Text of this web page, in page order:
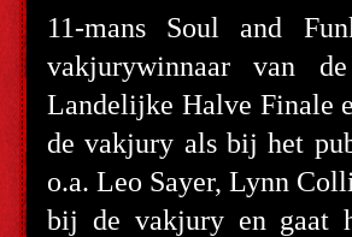
11-mans Soul and
vakjurywinnaar van
Landelijke Halve Finale
de vakjury als bij het
o.a. Leo Sayer, Lynn
bij de vakjury en gaat